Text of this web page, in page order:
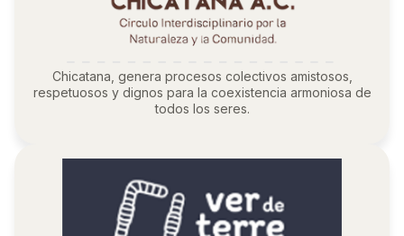
Chicatana, genera procesos colectivos amistosos,
respetuosos y dignos para la coexistencia armoniosa de
todos los seres.